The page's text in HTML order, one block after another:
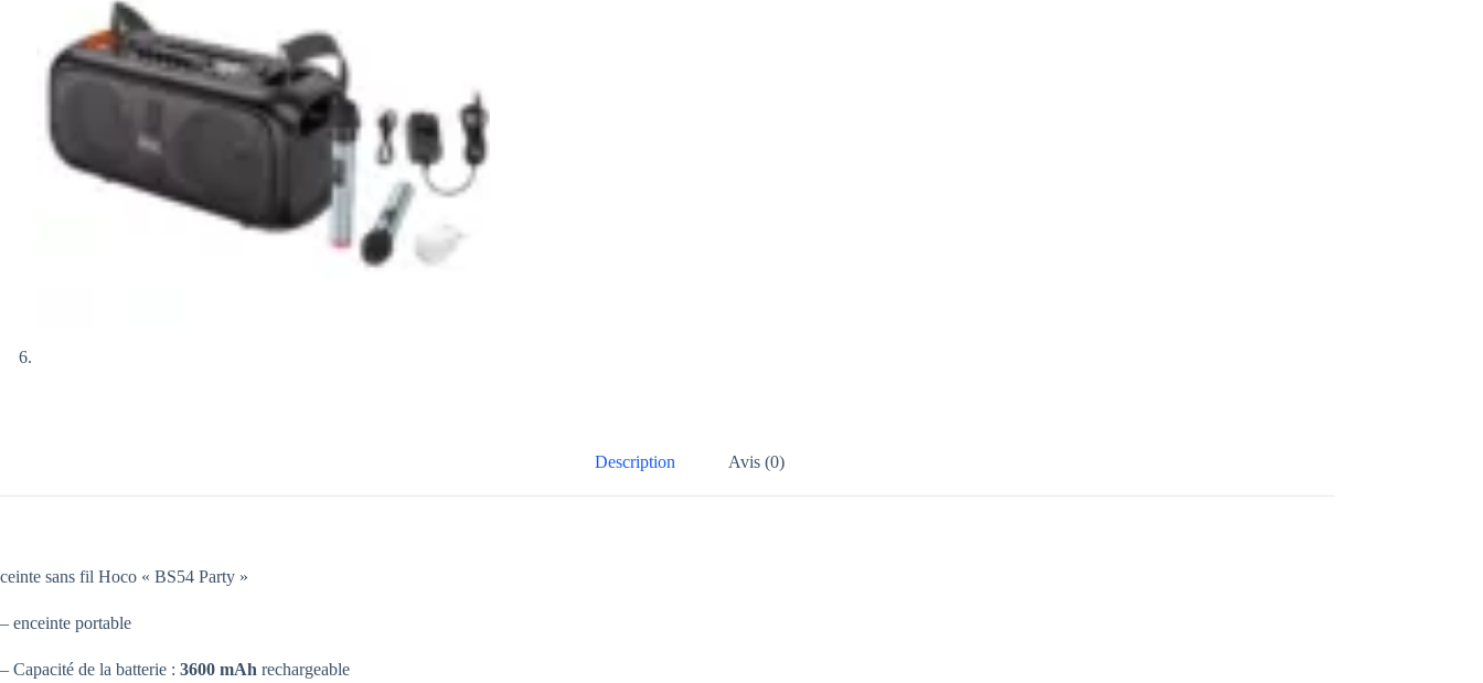
Description Avis (0)
ceinte sans fil Hoco « BS54 Party »
– enceinte portable
– Capacité de la batterie : 3600 mAh rechargeable